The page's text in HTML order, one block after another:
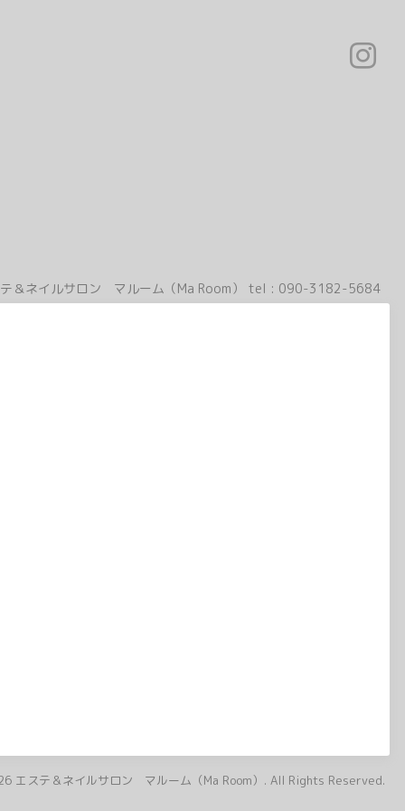
＆ネイルサロン マルーム（Ma Room） tel : 090-3182-5684
エステ＆ネイルサロン マルーム（Ma Room） . All Rights Reserved.